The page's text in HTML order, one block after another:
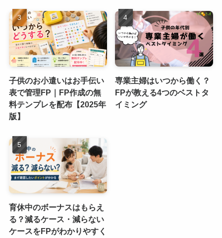
子供のお小遣いはお手伝い
表で管理FP｜FP作成の無
料テンプレを配布【2025年
版】
専業主婦はいつから働く？
FPが教える4つのベストタ
イミング
育休中のボーナスはもらえ
る？減るケース・減らない
ケースをFPがわかりやすく